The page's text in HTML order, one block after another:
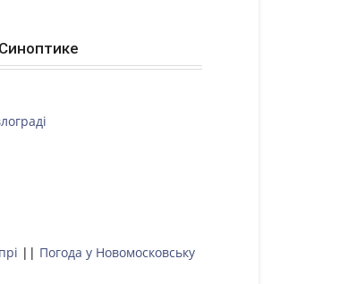
|| Погода у Новомосковську